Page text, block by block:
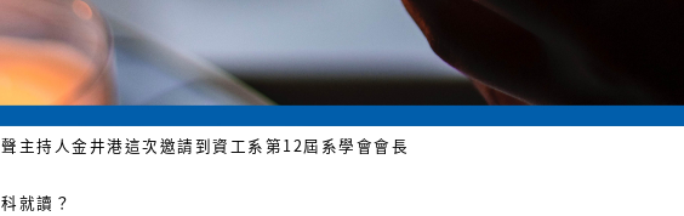
主持人金井港這次邀請到資工系第12屆系學會會長
就讀？